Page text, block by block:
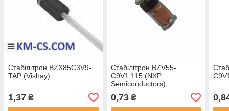
Стабілітрон BZX85C3V9-
TAP (Vishay)
1,37 ₴
Стабілітрон BZV55-
C9V1,115 (NXP
Semiconductors)
0,73₴